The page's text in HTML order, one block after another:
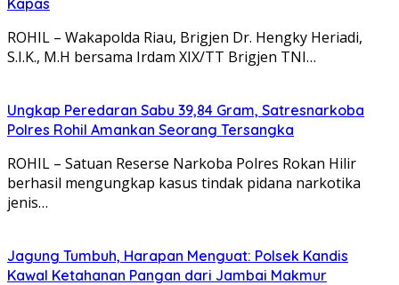
ROHIL – Wakapolda Riau, Brigjen Dr. Hengky Heriadi,
S.I.K., M.H bersama Irdam XIX/TT Brigjen TNI…
Ungkap Peredaran Sabu 39,84 Gram, Satresnarkoba
Polres Rohil Amankan Seorang Tersangka
ROHIL – Satuan Reserse Narkoba Polres Rokan Hilir
berhasil mengungkap kasus tindak pidana narkotika
jenis…
Jagung Tumbuh, Harapan Menguat: Polsek Kandis
Kawal Ketahanan Pangan dari Jambai Makmur